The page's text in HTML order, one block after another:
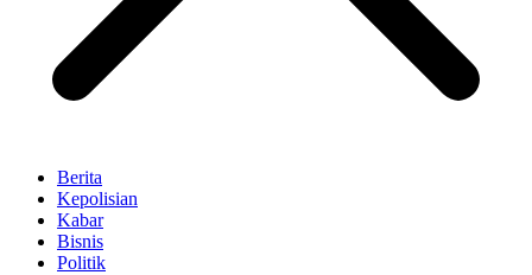
Berita
Kepolisian
Kabar
Bisnis
Politik